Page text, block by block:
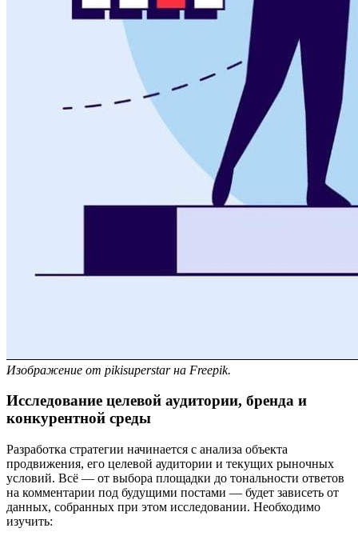
Изображение от pikisuperstar на Freepik.
Исследование целевой аудитории, бренда и
конкурентной среды
Разработка стратегии начинается с анализа объекта
продвижения, его целевой аудитории и текущих рыночных
условий. Всё — от выбора площадки до тональности ответов
на комментарии под будущими постами — будет зависеть от
данных, собранных при этом исследовании. Необходимо
изучить: